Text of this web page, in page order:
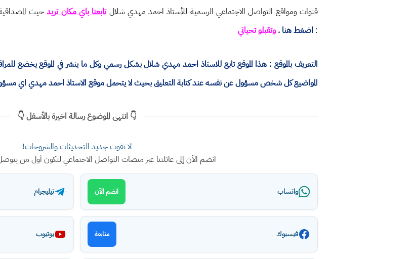
قنوات ومواقع التواصل الاجتماعي الرسمية للأستاذ احمد مهدي شلالتابعنا باي مكان تريدحيث
: اضغط هنا .وتقبلو تحياتي
التعريف بالموقع : هذا الموقع تابع للاستاذ احمد مهدي شلال بشكل رسمي وكل ما ينشر في الموقع يخضع
المواضيع كل شخص مسؤول عن نفسه عند كتابة التعليق بحيث لا يتحمل موقع الاستاذ احمد مهدي اي
👇 انتهى الموضوع رسالة اخيرة بالأسفل 👇
لا تفوت جديد التحديثات والشروحات!
انضم الآن إلى عائلتنا عبر منصات التواصل الاجتماعي لتكون أول من
واتساب انضم الآن تيليجرام
فيسبوك متابعة يوتيوب